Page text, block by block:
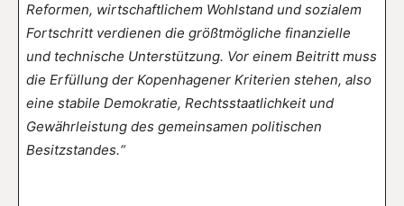
Reformen, wirtschaftlichem Wohlstand und sozialem
Fortschritt verdienen die größtmögliche finanzielle
und technische Unterstützung. Vor einem Beitritt muss
die Erfüllung der Kopenhagener Kriterien stehen, also
eine stabile Demokratie, Rechtsstaatlichkeit und
Gewährleistung des gemeinsamen politischen
Besitzstandes.“